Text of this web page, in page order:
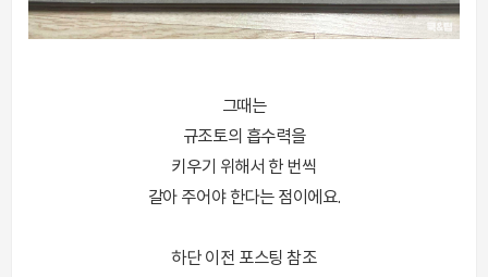
그때는
규조토의 흡수력을
키우기 위해서 한 번씩
갈아 주어야 한다는 점이에요.
하단 이전 포스팅 참조